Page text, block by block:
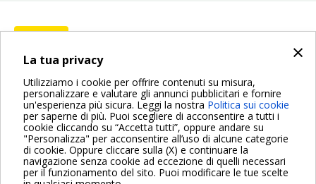
×
La tua privacy
Utilizziamo i cookie per offrire contenuti su misura,
personalizzare e valutare gli annunci pubblicitari e fornire
un'esperienza più sicura. Leggi la nostra Politica sui cookie
per saperne di più. Puoi scegliere di acconsentire a tutti i
cookie cliccando su “Accetta tutti”, oppure andare su
"Personalizza" per acconsentire all’uso di alcune categorie
di cookie. Oppure cliccare sulla (X) e continuare la
navigazione senza cookie ad eccezione di quelli necessari
per il funzionamento del sito. Puoi modificare le tue scelte
Per maggiori informazioni consulta anche le Domande più
Frequenti
VAI ALLA PAGINA FAQ